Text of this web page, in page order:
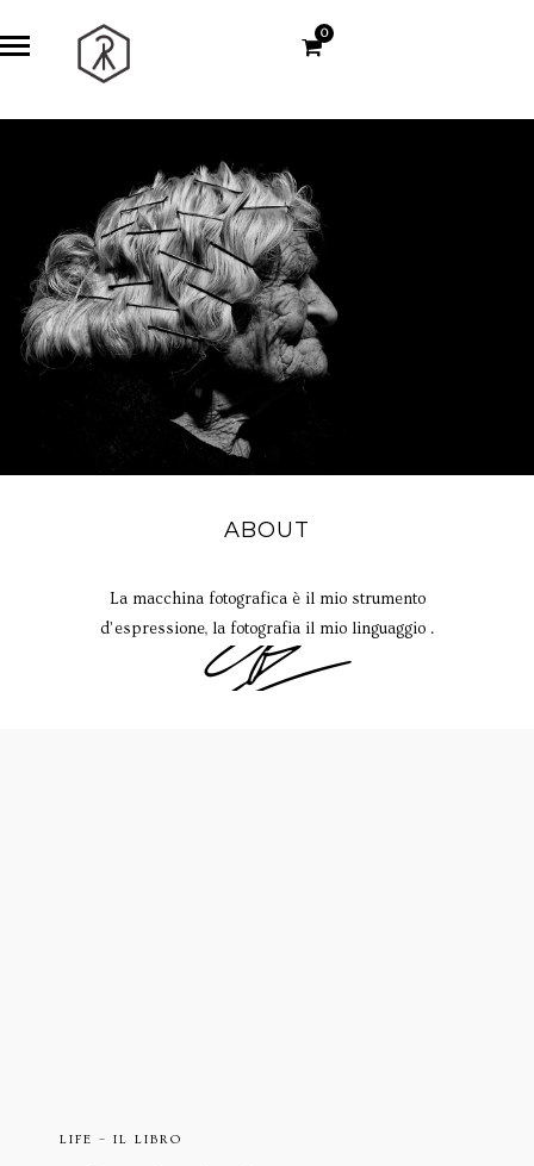
0
ABOUT
La macchina fotografica è il mio strumento
d’espressione, la fotografia il mio linguaggio .
LIFE – IL LIBRO